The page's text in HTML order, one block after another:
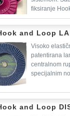
fiksiranje
and Loop
Visoko
patentirana
centralnom
specijalnim
and Loop